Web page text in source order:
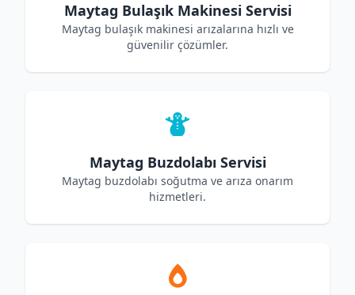
Maytag Bulaşık Makinesi Servisi
Maytag bulaşık makinesi arızalarına hızlı ve
güvenilir çözümler.
Maytag Buzdolabı Servisi
Maytag buzdolabı soğutma ve arıza onarım
hizmetleri.